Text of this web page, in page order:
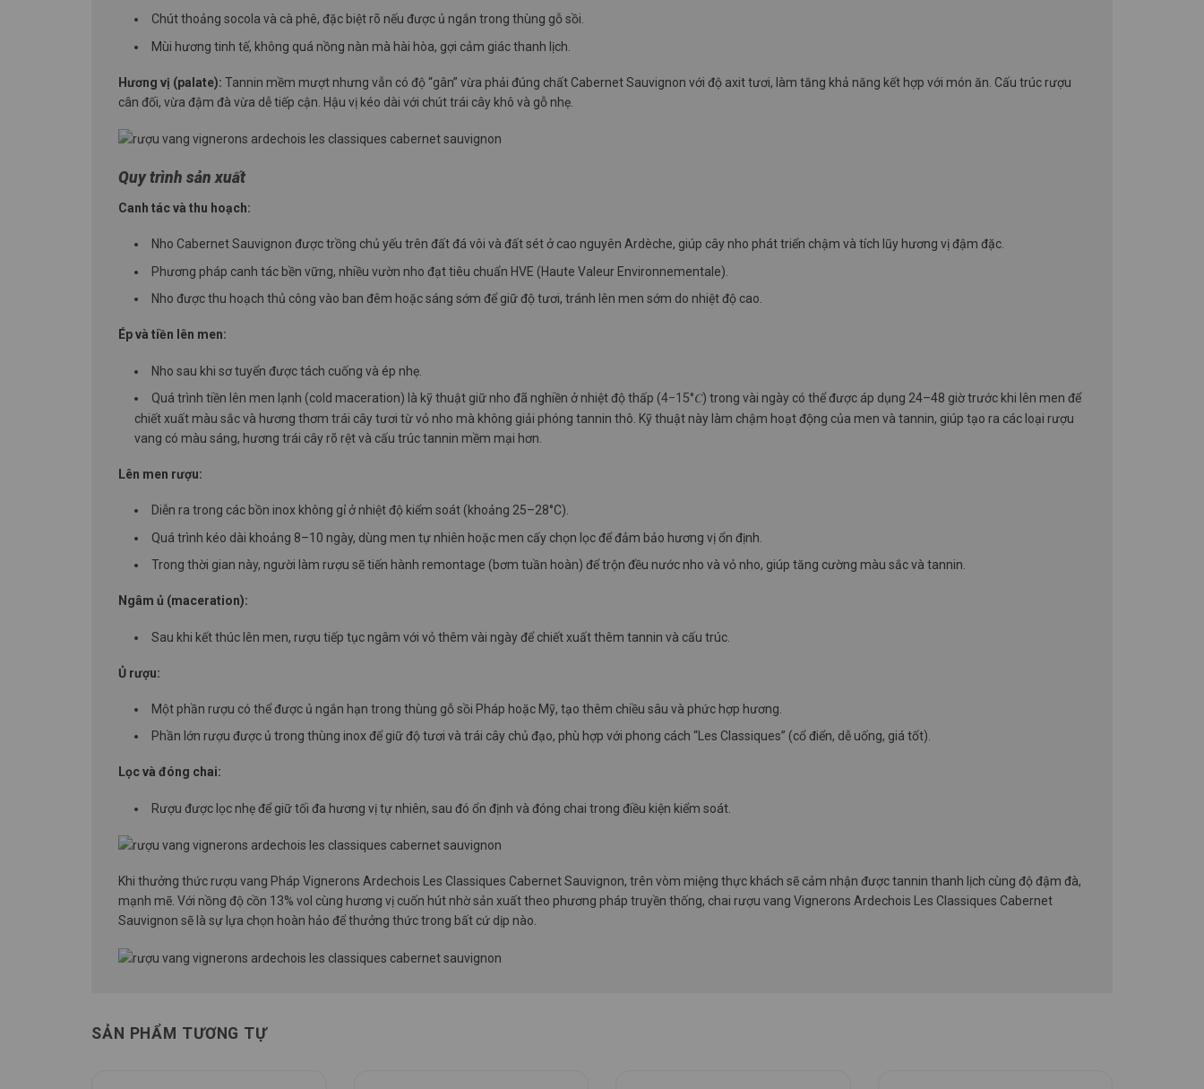
Chút thoảng socola và cà phê, đặc biệt rõ nếu được ủ ngắn trong thùng gỗ sồi.
Mùi hương tinh tế, không quá nồng nàn mà hài hòa, gợi cảm giác thanh lịch.
Hương vị (palate): Tannin mềm mượt nhưng vẫn có độ “gân” vừa phải đúng chất Cabernet Sauvignon với độ axit tươi, làm tăng khả năng kết hợp với món ăn. Cấu trúc rượu
cân đối, vừa đậm đà vừa dễ tiếp cận. Hậu vị kéo dài với chút trái cây khô và gỗ nhẹ.
Quy trình sản xuất
Canh tác và thu hoạch:
Nho Cabernet Sauvignon được trồng chủ yếu trên đất đá vôi và đất sét ở cao nguyên Ardèche, giúp cây nho phát triển chậm và tích lũy hương vị đậm đặc.
Phương pháp canh tác bền vững, nhiều vườn nho đạt tiêu chuẩn HVE (Haute Valeur Environnementale).
Nho được thu hoạch thủ công vào ban đêm hoặc sáng sớm để giữ độ tươi, tránh lên men sớm do nhiệt độ cao.
Ép và tiền lên men:
Nho sau khi sơ tuyển được tách cuống và ép nhẹ.
Quá trình tiền lên men lạnh (cold maceration) là kỹ thuật giữ nho đã nghiền ở nhiệt độ thấp (4−15°𝐶) trong vài ngày có thể được áp dụng 24–48 giờtrước khi lên men để
chiết xuất màu sắc và hương thơm trái cây tươi từ vỏ nho mà không giải phóng tannin thô. Kỹ thuật này làm chậm hoạt động của men và tannin, giúp tạo ra các loại rượu
vang có màu sáng, hương trái cây rõ rệt và cấu trúc tannin mềm mại hơn.
Lên men rượu:
Diễn ra trong các bồn inox không gỉ ở nhiệt độ kiểm soát (khoảng 25–28°C).
Quá trình kéo dài khoảng 8–10 ngày, dùng men tự nhiên hoặc men cấy chọn lọc để đảm bảo hương vị ổn định.
Trong thời gian này, người làm rượu sẽ tiến hành remontage (bơm tuần hoàn) để trộn đều nước nho và vỏ nho, giúp tăng cường màu sắc và tannin.
Ngâm ủ (maceration):
Sau khi kết thúc lên men, rượu tiếp tục ngâm với vỏ thêm vài ngày để chiết xuất thêm tannin và cấu trúc.
Ủ rượu:
Một phần rượu có thể được ủ ngắn hạn trong thùng gỗ sồi Pháp hoặc Mỹ, tạo thêm chiều sâu và phức hợp hương.
Phần lớn rượu được ủ trong thùng inox để giữ độ tươi và trái cây chủ đạo, phù hợp với phong cách “Les Classiques” (cổ điển, dễ uống, giá tốt).
Lọc và đóng chai:
Rượu được lọc nhẹ để giữ tối đa hương vị tự nhiên, sau đó ổn định và đóng chai trong điều kiện kiểm soát.
Khi thưởng thức rượu vang Pháp Vignerons Ardechois Les Classiques Cabernet Sauvignon, trên vòm miệng thực khách sẽ cảm nhận được tannin thanh lịch cùng độ đậm đà,
mạnh mẽ. Với nồng độ cồn 13% vol cùng hương vị cuốn hút nhờ sản xuất theo phương pháp truyền thống, chai rượu vang Vignerons Ardechois Les Classiques Cabernet
Sauvignon sẽ là sự lựa chọn hoàn hảo để thưởng thức trong bất cứ dịp nào.
SẢN PHẨM TƯƠNG TỰ